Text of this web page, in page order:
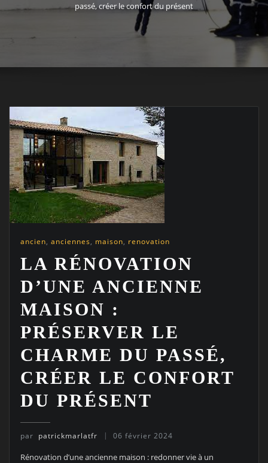
passé, créer le confort du présent
ancien, anciennes, maison, renovation
LA RÉNOVATION
D’UNE ANCIENNE
MAISON :
PRÉSERVER LE
CHARME DU PASSÉ,
CRÉER LE CONFORT
DU PRÉSENT
par patrickmarlatfr 06 février 2024
Rénovation d’une ancienne maison : redonner vie à un